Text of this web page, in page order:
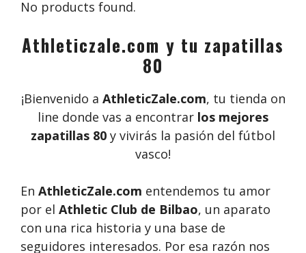
No products found.
Athleticzale.com y tu zapatillas
80
¡Bienvenido a AthleticZale.com, tu tienda on
line donde vas a encontrar los mejores
zapatillas 80 y vivirás la pasión del fútbol
vasco!
En AthleticZale.com entendemos tu amor
por el Athletic Club de Bilbao, un aparato
con una rica historia y una base de
seguidores interesados. Por esa razón nos